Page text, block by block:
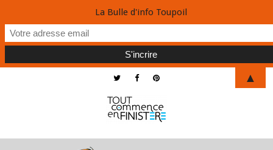
La Bulle d'info Toupoil
▲